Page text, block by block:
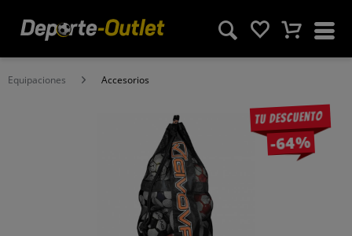
Equipaciones Accesorios
Tu descuento
-64%